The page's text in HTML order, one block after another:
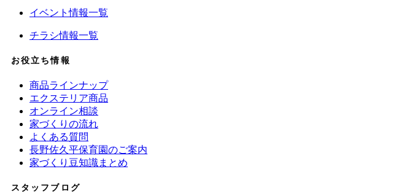
イベント情報一覧
チラシ情報一覧
お役立ち情報
商品ラインナップ
エクステリア商品
オンライン相談
家づくりの流れ
よくある質問
長野佐久平保育園のご案内
家づくり豆知識まとめ
スタッフブログ